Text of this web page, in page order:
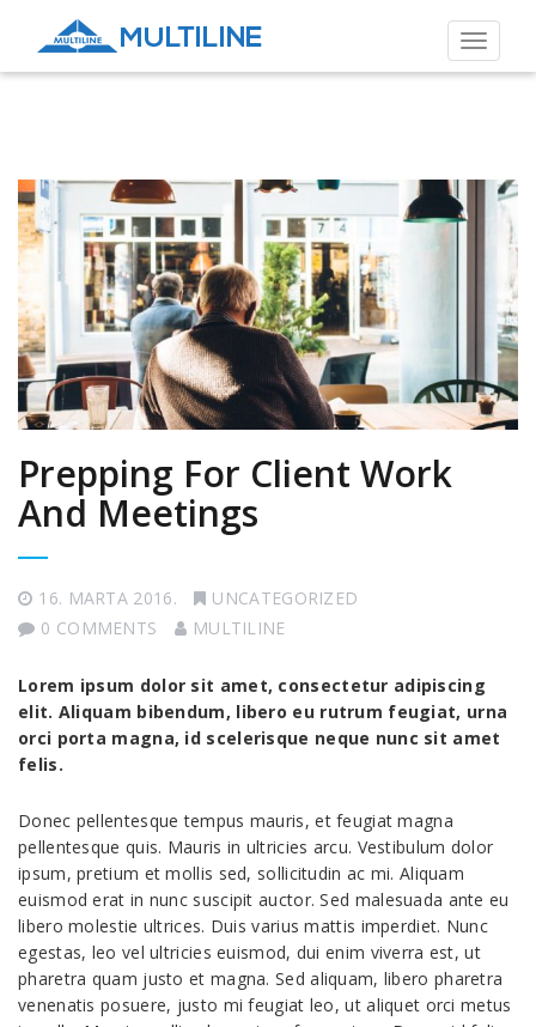
Toggle
Prepping For Client Work
And Meetings
16. MARTA 2016.
UNCATEGORIZED
0 COMMENTS
MULTILINE
Lorem ipsum dolor sit amet, consectetur adipiscing
elit. Aliquam bibendum, libero eu rutrum feugiat, urna
orci porta magna, id scelerisque neque nunc sit amet
felis.
Donec pellentesque tempus mauris, et feugiat magna
pellentesque quis. Mauris in ultricies arcu. Vestibulum dolor
ipsum, pretium et mollis sed, sollicitudin ac mi. Aliquam
euismod erat in nunc suscipit auctor. Sed malesuada ante eu
libero molestie ultrices. Duis varius mattis imperdiet. Nunc
egestas, leo vel ultricies euismod, dui enim viverra est, ut
pharetra quam justo et magna. Sed aliquam, libero pharetra
venenatis posuere, justo mi feugiat leo, ut aliquet orci metus